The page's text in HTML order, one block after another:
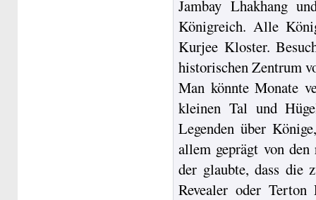
Jambay Lhakhang
Königreich. Alle
Kurjee Kloster.
historischen Zentrum
Man könnte Monate
kleinen Tal und
Legenden über
allem geprägt von den
der glaubte, dass die
Revealer oder